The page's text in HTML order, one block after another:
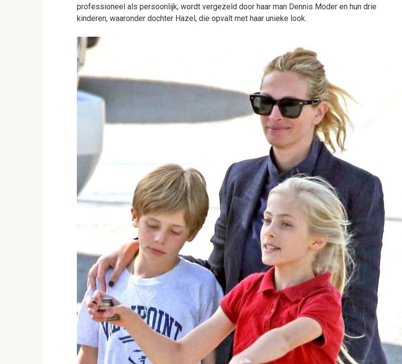
professioneel als persoonlijk, wordt vergezeld door haar man Dennis Moder en hun drie
kinderen, waaronder dochter Hazel, die opvalt met haar unieke look.